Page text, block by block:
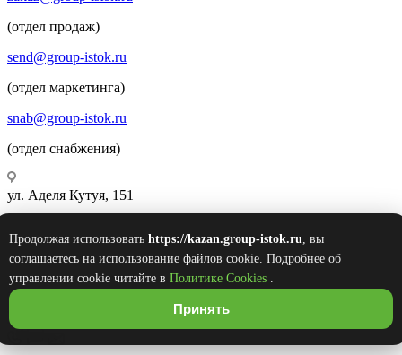
Продолжая использовать https://kazan.group-istok.ru, вы
соглашаетесь на использование файлов cookie. Подробнее об
управлении cookie читайте в Политике Cookies .
Принять
(отдел продаж)
send@group-istok.ru
(отдел маркетинга)
snab@group-istok.ru
(отдел снабжения)
ул. Аделя Кутуя, 151
© 2026 Инновационные Современные Теплицы
Оборудование Комплектующие (ИСТОК)